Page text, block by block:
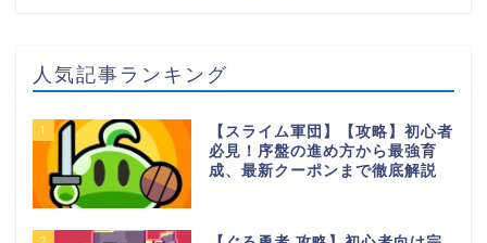
人気記事ランキング
1
【スライム軍団】【攻略】初心者
必見！序盤の進め方から最強育
成、最新クーポンまで徹底解説